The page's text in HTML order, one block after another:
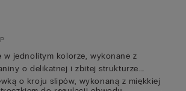
w jednolitym kolorze, wykonane z
o delikatnej i zbitej strukturze.
o kroju slipów, wykonaną z miękkiej